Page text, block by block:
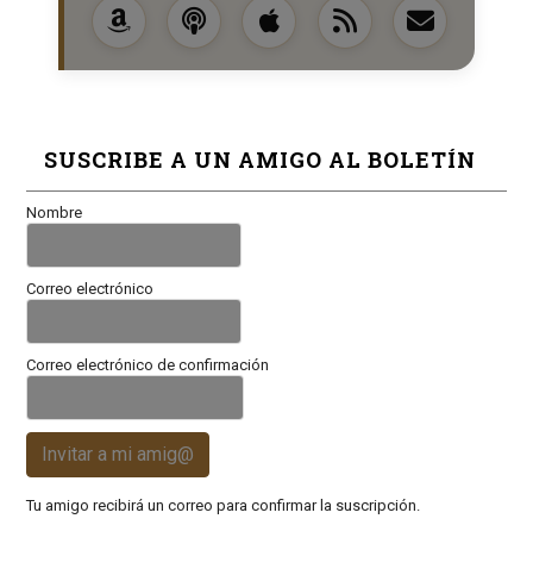
SUSCRIBE A UN AMIGO AL BOLETÍN
Nombre
Correo electrónico
Correo electrónico de confirmación
Invitar a mi amig@
Tu amigo recibirá un correo para confirmar la suscripción.